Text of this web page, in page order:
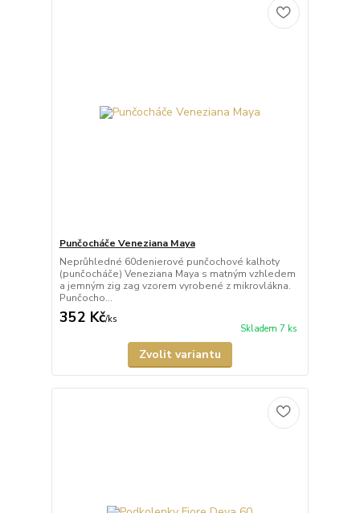
Punčocháče Veneziana Maya
Neprůhledné 60denierové punčochové kalhoty
(punčocháče) Veneziana Maya s matným vzhledem
a jemným zig zag vzorem vyrobené z mikrovlákna.
Punčocho...
352 Kč/ks
Skladem 7 ks
Zvolit variantu